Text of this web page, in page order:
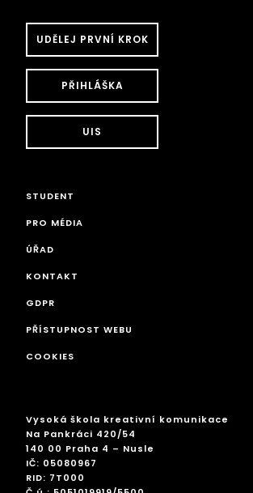
UDĚLEJ PRVNÍ KROK
PŘIHLÁŠKA
UIS
STUDENT
PRO MÉDIA
ÚŘAD
KONTAKT
GDPR
PŘÍSTUPNOST WEBU
COOKIES
Vysoká škola kreativní komunikace
Na Pankráci 420/54
140 00 Praha 4 – Nusle
IČ: 05080967
RID: 7T000